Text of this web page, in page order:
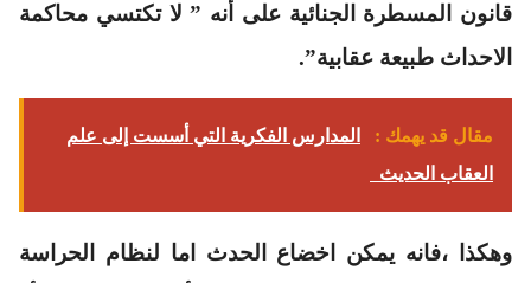
قانون المسطرة الجنائية على أنه ” لا تكتسي محاكمة
الاحداث طبيعة عقابية”.
مقال قد يهمك :
المدارس الفكرية التي أسست إلى علم
العقاب الحديث
وهكذا ،فانه يمكن اخضاع الحدث اما لنظام الحراسة